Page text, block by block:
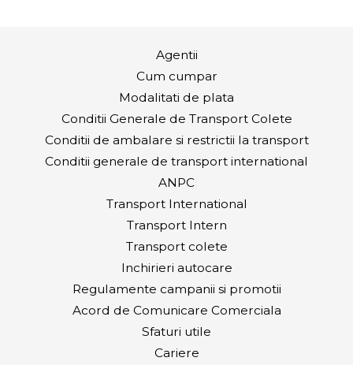
Agentii
Cum cumpar
Modalitati de plata
Conditii Generale de Transport Colete
Conditii de ambalare si restrictii la transport
Conditii generale de transport international
ANPC
Transport International
Transport Intern
Transport colete
Inchirieri autocare
Regulamente campanii si promotii
Acord de Comunicare Comerciala
Sfaturi utile
Cariere